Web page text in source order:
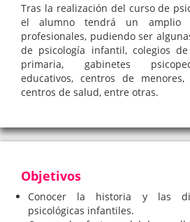
Tras la realización del curso de
el alumno tendrá un amplio
profesionales, pudiendo ser
de psicología infantil, colegios
primaria, gabinetes
educativos, centros de menores,
centros de salud, entre otras.
Objetivos
Conocer la historia y las
psicológicas infantiles.